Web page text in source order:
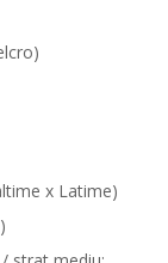
x Latime)